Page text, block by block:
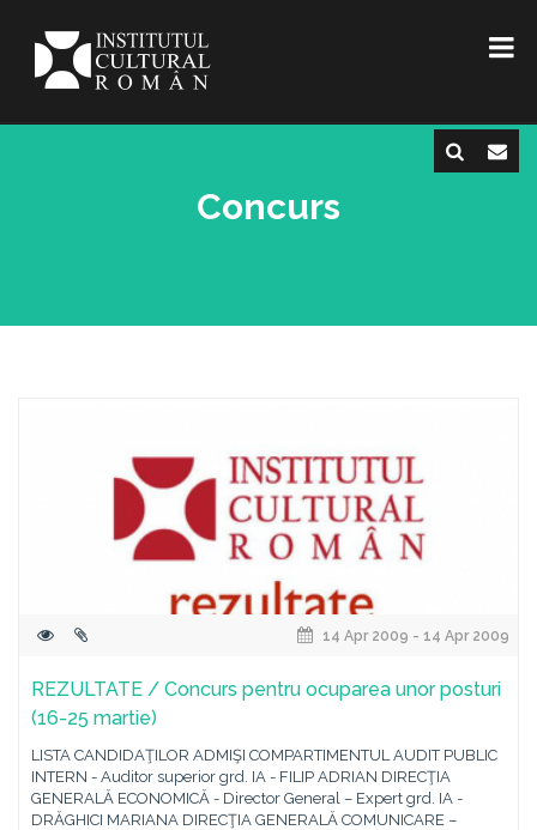
Concurs
14 Apr 2009 - 14 Apr 2009
REZULTATE / Concurs pentru ocuparea unor posturi
(16-25 martie)
LISTA CANDIDAŢILOR ADMIŞI COMPARTIMENTUL AUDIT PUBLIC
INTERN - Auditor superior grd. IA - FILIP ADRIAN DIRECŢIA
GENERALĂ ECONOMICĂ - Director General – Expert grd. IA -
DRĂGHICI MARIANA DIRECŢIA GENERALĂ COMUNICARE –